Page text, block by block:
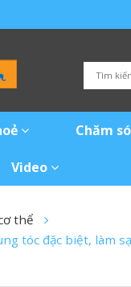
Chăm
Video
thể
tóc đặc biệt, làm